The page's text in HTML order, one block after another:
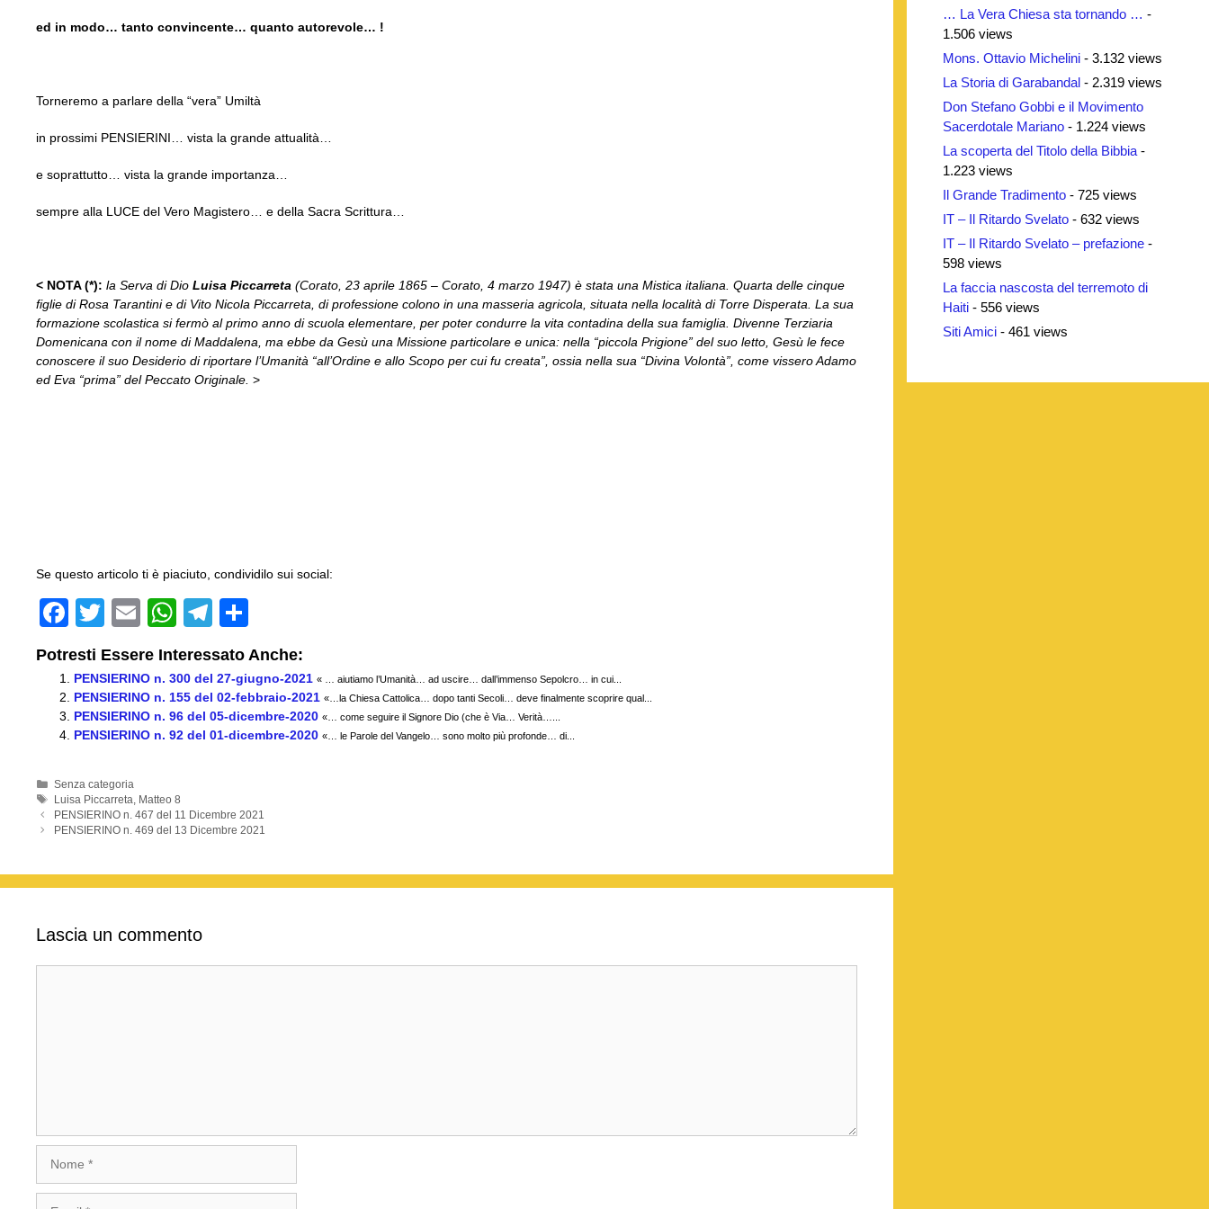
ed in modo… tanto convincente… quanto autorevole… !
Torneremo a parlare della “vera” Umiltà
in prossimi PENSIERINI… vista la grande attualità…
e soprattutto… vista la grande importanza…
sempre alla LUCE del Vero Magistero… e della Sacra Scrittura…
< NOTA (*): la Serva di Dio Luisa Piccarreta (Corato, 23 aprile 1865 – Corato, 4 marzo 1947) è stata una Mistica italiana. Quarta delle cinque
figlie di Rosa Tarantini e di Vito Nicola Piccarreta, di professione colono in una masseria agricola, situata nella località di Torre Disperata. La sua
formazione scolastica si fermò al primo anno di scuola elementare, per poter condurre la vita contadina della sua famiglia. Divenne Terziaria
Domenicana con il nome di Maddalena, ma ebbe da Gesù una Missione particolare e unica: nella “piccola Prigione” del suo letto, Gesù le fece
conoscere il suo Desiderio di riportare l’Umanità “all’Ordine e allo Scopo per cui fu creata”, ossia nella sua “Divina Volontà”, come vissero Adamo
ed Eva “prima” del Peccato Originale. >
Se questo articolo ti è piaciuto, condividilo sui social:
F
c
e
b
o
k
T
wi
tt
er
E
m
ail
W
at
s
A
T
el
e
gr
a
o
n
di
vi
Potresti Essere Interessato Anche:
PENSIERINO n. 300 del 27-giugno-2021 « … aiutiamo l’Umanità… ad uscire… dall’immenso Sepolcro… in cui...
PENSIERINO n. 155 del 02-febbraio-2021 «…la Chiesa Cattolica… dopo tanti Secoli… deve finalmente scoprire qual...
PENSIERINO n. 96 del 05-dicembre-2020 «… come seguire il Signore Dio (che è Via… Verità…...
PENSIERINO n. 92 del 01-dicembre-2020 «… le Parole del Vangelo… sono molto più profonde… di...
Categorie
Senza categoria
Tag
Luisa Piccarreta, Matteo 8
PENSIERINO n. 467 del 11 Dicembre 2021
PENSIERINO n. 469 del 13 Dicembre 2021
Lascia un commento
… La Vera Chiesa sta tornando … -
1.506 views
Mons. Ottavio Michelini - 3.132 views
La Storia di Garabandal - 2.319 views
Don Stefano Gobbi e il Movimento
Sacerdotale Mariano - 1.224 views
La scoperta del Titolo della Bibbia -
1.223 views
Il Grande Tradimento - 725 views
IT – Il Ritardo Svelato - 632 views
IT – Il Ritardo Svelato – prefazione -
598 views
La faccia nascosta del terremoto di
Haiti - 556 views
Siti Amici - 461 views